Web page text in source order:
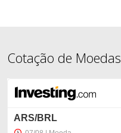
Cotação de Moedas